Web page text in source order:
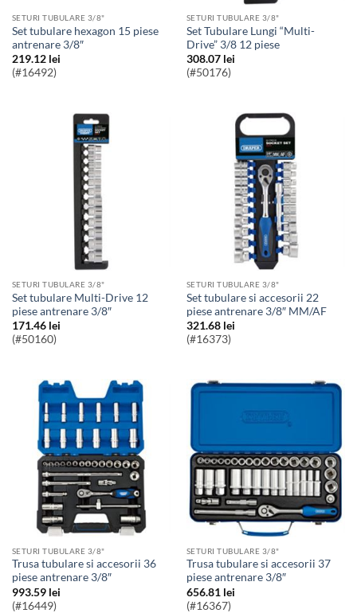
SETURI TUBULARE 3/8"
Set tubulare hexagon 15 piese
antrenare 3/8″
219.12 lei
(#16492)
SETURI TUBULARE 3/8"
Set Tubulare Lungi “Multi-
Drive” 3/8 12 piese
308.07 lei
(#50176)
SETURI TUBULARE 3/8"
Set tubulare Multi-Drive 12
piese antrenare 3/8″
171.46 lei
(#50160)
SETURI TUBULARE 3/8"
Set tubulare si accesorii 22
piese antrenare 3/8″ MM/AF
321.68 lei
(#16373)
SETURI TUBULARE 3/8"
Trusa tubulare si accesorii 36
piese antrenare 3/8″
993.59 lei
(#16449)
SETURI TUBULARE 3/8"
Trusa tubulare si accesorii 37
piese antrenare 3/8″
656.81 lei
(#16367)